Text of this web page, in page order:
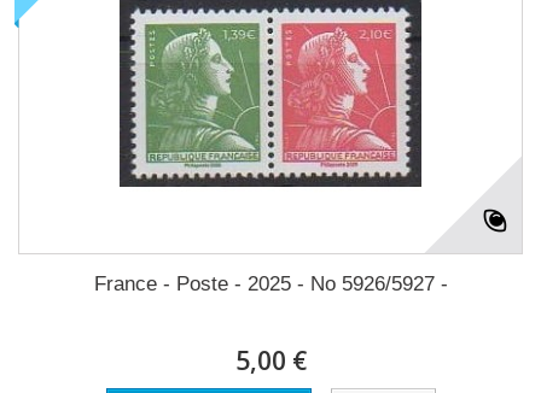
France - Poste - 2025 - No 5926/5927 -
5,00 €